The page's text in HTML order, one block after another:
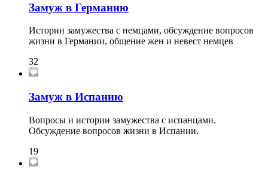
Замуж в Германию
Истории замужества с немцами, обсуждение вопросов
жизни в Германии, общение жен и невест немцев
32
Замуж в Испанию
Вопросы и истории замужества с испанцами.
Обсуждение вопросов жизни в Испании.
19